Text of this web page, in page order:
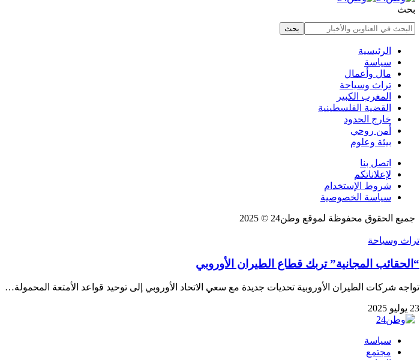
بحث
الرئيسية
سياسة
مال وأعمال
تراث وسياحة
المغرب الكبير
القضية الفلسطينية
خارج الحدود
أمن روحي
بيئة وعلوم
اتصل بنا
لإعلاناتكم
شروط الإستخدام
سياسة الخصوصية
جميع الحقوق محفوظة لموقع وطن24 © 2025
تراث وسياحة
“الحقائب المجانية” تربك قطاع الطيران الأوروبي
تواجه شركات الطيران الأوروبية تحديات جديدة مع سعي الاتحاد الأوروبي إلى توحيد قواعد الأمتعة المحمولة…
23 يوليو 2025
سياسة
مجتمع